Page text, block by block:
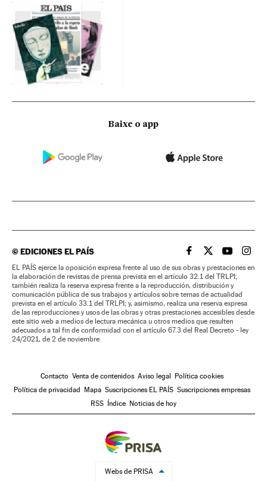
Baixe o app
©EDICIONES EL PAÍS EL PAÍS BRASIL EN
EL PAÍSEL PAÍS
EL
EL PAÍS ejerce la oposición expresa frente al uso de sus obras y prestaciones en
la elaboración de revistas de prensa prevista en el artículo 32.1 del TRLPI;
también realiza la reserva expresa frente a la reproducción, distribución y
comunicación pública de sus trabajos y artículos sobre temas de actualidad
prevista en el artículo 33.1 del TRLPI; y, asimismo, realiza una reserva expresa
de las reproducciones y usos de las obras y otras prestaciones accesibles desde
este sitio web a medios de lectura mecánica u otros medios que resulten
adecuados a tal fin de conformidad con el artículo 67.3 del Real Decreto - ley
24/2021, de 2 de noviembre
Contacto Venta de contenidos Aviso legal
Política cookies
Política de privacidad
Mapa Suscripciones EL PAÍS Suscripciones empresas
RSS
Índice Noticias de hoy
Webs de PRISA